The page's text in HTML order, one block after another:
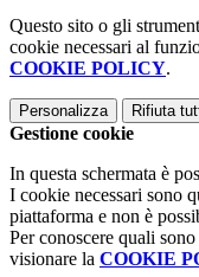
Questo sito o gli
cookie necessari al
COOKIE POLICY.
Personalizza Rifiuta
Gestione cookie
In questa schermata è
I cookie necessari sono
piattaforma e non è
Per conoscere quali
visionare la COOKIE